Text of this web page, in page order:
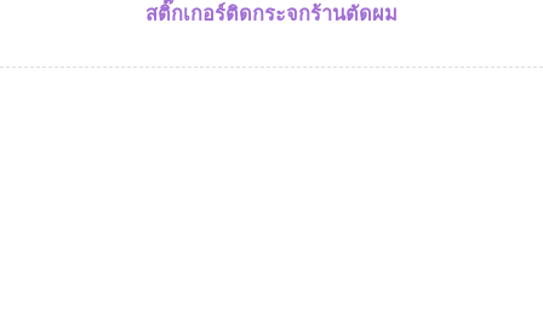
สติ๊กเกอร์ติดกระจกร้านตัดผม